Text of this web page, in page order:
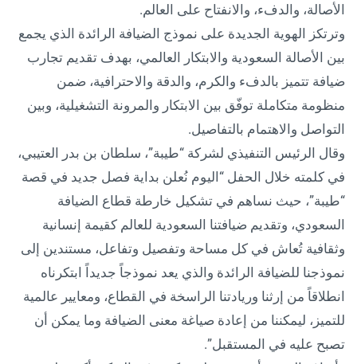
الأصالة، والدفء، والانفتاح على العالم.
وترتكز الهوية الجديدة على نموذج الضيافة الرائدة الذي يجمع
بين الأصالة السعودية والابتكار العالمي، بهدف تقديم تجارب
ضيافة تتميز بالدفء والكرم، والدقة والاحترافية، ضمن
منظومة متكاملة توفّق بين الابتكار والمرونة التشغيلية، وبين
التواصل والاهتمام بالتفاصيل.
وقال الرئيس التنفيذي لشركة “طيبة”، سلطان بن بدر العتيبي،
في كلمته خلال الحفل “اليوم نُعلن بداية فصل جديد في قصة
“طيبة”، حيث نساهم في تشكيل خارطة قطاع الضيافة
السعودي، وتقديم ضيافتنا السعودية للعالم كقيمة إنسانية
وثقافية تُعاش في كل مساحة وتفصيل وتفاعل، مستندين إلى
نموذجنا للضيافة الرائدة والذي يعد نموذجاً جديداً ابتكرناه
انطلاقاً من إرثنا وريادتنا الراسخة في القطاع، ومعايير عالمية
للتميز، ليمكننا من إعادة صياغة معنى الضيافة وما يمكن أن
تصبح عليه في المستقبل”.